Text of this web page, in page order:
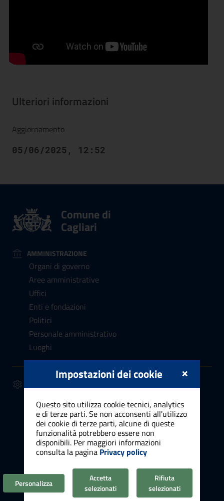
Ulteriori informazioni
Aggiornamento
05/06/2025, 12:52
Comune di
Cagliari
AMMINISTRAZIONE
Organi di governo
Aree amministrative
Uffici
Enti e fondazioni
Politici
Personale amministrativo
Luoghi
Cultura e tempo libero
Vita lavorativa
Attività produttive e commercio
Appalti pubblici
Turismo
Mobilità e trasporti
×
Impostazioni dei cookie
Questo sito utilizza cookie tecnici, analytics
e di terze parti. Se non acconsenti all'utilizzo
dei cookie di terze parti, alcune di queste
funzionalità potrebbero essere non
disponibili. Per maggiori informazioni
consulta la pagina Privacy policy
Personalizza
Accetta
selezionati
Rifiuta
selezionati